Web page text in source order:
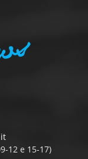
12 e 15-17)